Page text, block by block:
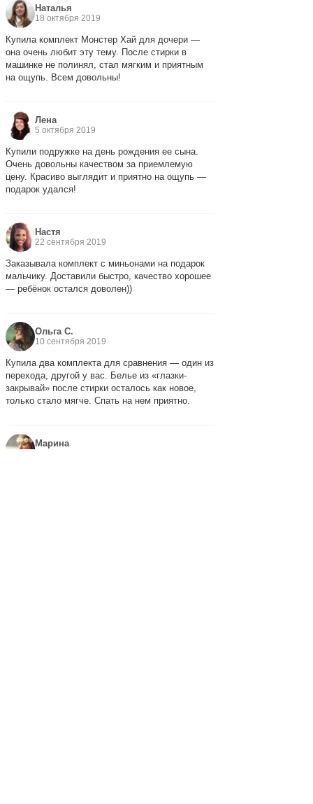
Наталья
18 октября 2019
Купила комплект Монстер Хай для дочери —
она очень любит эту тему. После стирки в
машинке не полинял, стал мягким и приятным
на ощупь. Всем довольны!
Лена
5 октября 2019
Купили подружке на день рождения ее сына.
Очень довольны качеством за приемлемую
цену. Красиво выглядит и приятно на ощупь —
подарок удался!
Настя
22 сентября 2019
Заказывала комплект с миньонами на подарок
мальчику. Доставили быстро, качество хорошее
— ребёнок остался доволен))
Ольга С.
10 сентября 2019
Купила два комплекта для сравнения — один из
перехода, другой у вас. Белье из «глазки-
закрывай» после стирки осталось как новое,
только стало мягче. Спать на нем приятно.
Марина